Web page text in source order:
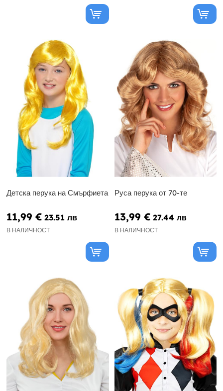
Детска перука на Смърфиета
11,99 € 23.51 лв
В НАЛИЧНОСТ
Руса перука от 70-те
13,99 € 27.44 лв
В НАЛИЧНОСТ